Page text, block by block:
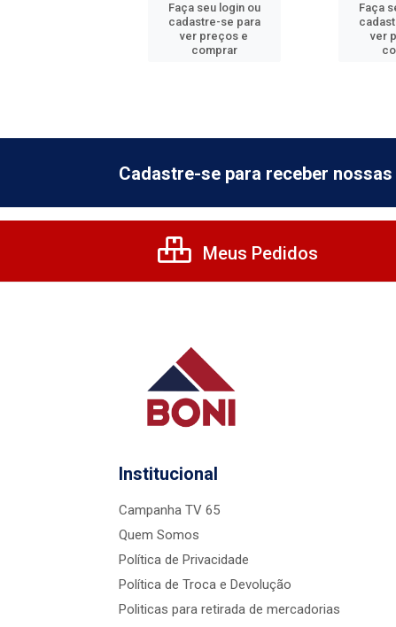
Faça seu login ou
cadastre-se para
ver preços e
comprar
Faça
ver
Cadastre-se para receber
Meus Pedidos
Institucional
Campanha TV 65
Quem Somos
Política de Privacidade
Política de Troca e Devolução
Politicas para retirada de mercadorias